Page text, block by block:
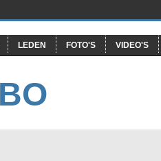
LEDEN FOTO'S VIDEO'S